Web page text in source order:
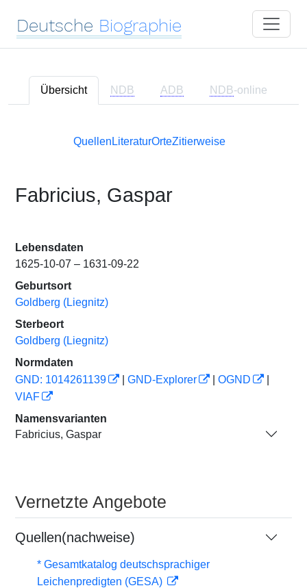
Deutsche Biographie
Übersicht NDB ADB NDB-online
Quellen LiteraturOrteZitierweise
Fabricius, Gaspar
Lebensdaten
1625-10-07 – 1631-09-22
Geburtsort
Goldberg (Liegnitz)
Sterbeort
Goldberg (Liegnitz)
Normdaten
GND: 1014261139
GND-Explorer OGND
VIAF
Namensvarianten
Fabricius, Gaspar
Vernetzte Angebote
Quellen(nachweise)
* Gesamtkatalog deutschsprachiger
Leichenpredigten (GESA)